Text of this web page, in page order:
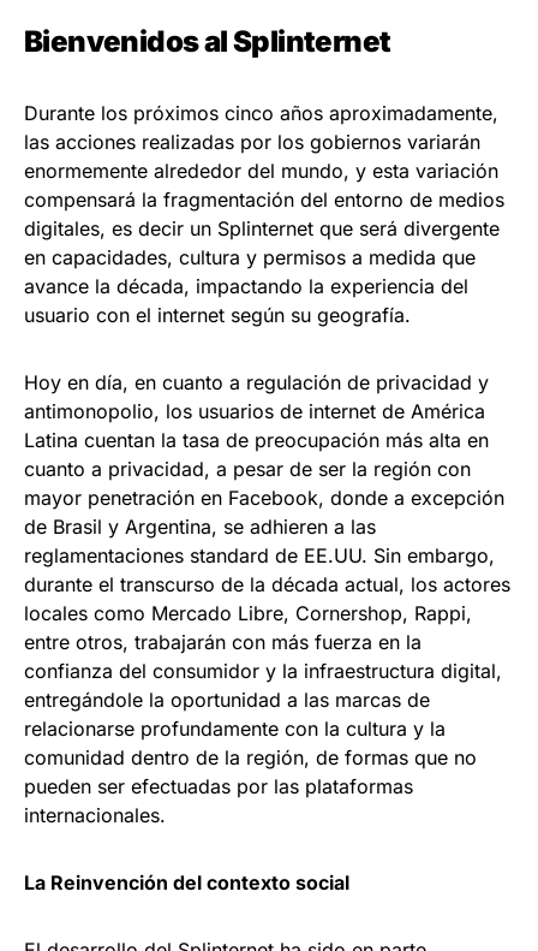
Bienvenidos al Splinternet
Durante los próximos cinco años aproximadamente,
las acciones realizadas por los gobiernos variarán
enormemente alrededor del mundo, y esta variación
compensará la fragmentación del entorno de medios
digitales, es decir un Splinternet que será divergente
en capacidades, cultura y permisos a medida que
avance la década, impactando la experiencia del
usuario con el internet según su geografía.
Hoy en día, en cuanto a regulación de privacidad y
antimonopolio, los usuarios de internet de América
Latina cuentan la tasa de preocupación más alta en
cuanto a privacidad, a pesar de ser la región con
mayor penetración en Facebook, donde a excepción
de Brasil y Argentina, se adhieren a las
reglamentaciones standard de EE.UU. Sin embargo,
durante el transcurso de la década actual, los actores
locales como Mercado Libre, Cornershop, Rappi,
entre otros, trabajarán con más fuerza en la
confianza del consumidor y la infraestructura digital,
entregándole la oportunidad a las marcas de
relacionarse profundamente con la cultura y la
comunidad dentro de la región, de formas que no
pueden ser efectuadas por las plataformas
internacionales.
La Reinvención del contexto social